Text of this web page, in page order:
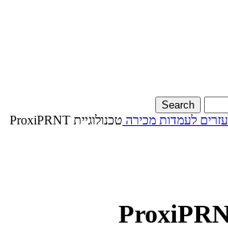
Search
עזרים לעמדות מכירה טכנולוגיית ProxiPRNT